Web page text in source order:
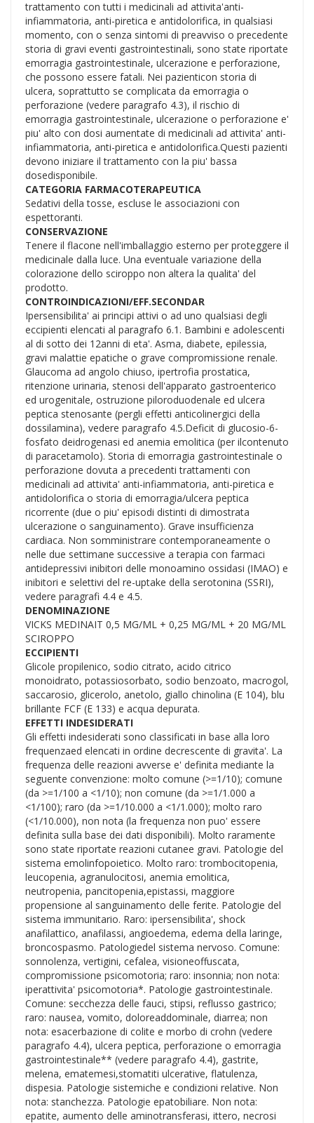
trattamento con tutti i medicinali ad attivita'anti-
infiammatoria, anti-piretica e antidolorifica, in qualsiasi
momento, con o senza sintomi di preavviso o precedente
storia di gravi eventi gastrointestinali, sono state riportate
emorragia gastrointestinale, ulcerazione e perforazione,
che possono essere fatali. Nei pazienticon storia di
ulcera, soprattutto se complicata da emorragia o
perforazione (vedere paragrafo 4.3), il rischio di
emorragia gastrointestinale, ulcerazione o perforazione e'
piu' alto con dosi aumentate di medicinali ad attivita' anti-
infiammatoria, anti-piretica e antidolorifica.Questi pazienti
devono iniziare il trattamento con la piu' bassa
dosedisponibile.
CATEGORIA FARMACOTERAPEUTICA
Sedativi della tosse, escluse le associazioni con
espettoranti.
CONSERVAZIONE
Tenere il flacone nell'imballaggio esterno per proteggere il
medicinale dalla luce. Una eventuale variazione della
colorazione dello sciroppo non altera la qualita' del
prodotto.
CONTROINDICAZIONI/EFF.SECONDAR
Ipersensibilita' ai principi attivi o ad uno qualsiasi degli
eccipienti elencati al paragrafo 6.1. Bambini e adolescenti
al di sotto dei 12anni di eta'. Asma, diabete, epilessia,
gravi malattie epatiche o grave compromissione renale.
Glaucoma ad angolo chiuso, ipertrofia prostatica,
ritenzione urinaria, stenosi dell'apparato gastroenterico
ed urogenitale, ostruzione piloroduodenale ed ulcera
peptica stenosante (pergli effetti anticolinergici della
dossilamina), vedere paragrafo 4.5.Deficit di glucosio-6-
fosfato deidrogenasi ed anemia emolitica (per ilcontenuto
di paracetamolo). Storia di emorragia gastrointestinale o
perforazione dovuta a precedenti trattamenti con
medicinali ad attivita' anti-infiammatoria, anti-piretica e
antidolorifica o storia di emorragia/ulcera peptica
ricorrente (due o piu' episodi distinti di dimostrata
ulcerazione o sanguinamento). Grave insufficienza
cardiaca. Non somministrare contemporaneamente o
nelle due settimane successive a terapia con farmaci
antidepressivi inibitori delle monoamino ossidasi (IMAO) e
inibitori e selettivi del re-uptake della serotonina (SSRI),
vedere paragrafi 4.4 e 4.5.
DENOMINAZIONE
VICKS MEDINAIT 0,5 MG/ML + 0,25 MG/ML + 20 MG/ML
SCIROPPO
ECCIPIENTI
Glicole propilenico, sodio citrato, acido citrico
monoidrato, potassiosorbato, sodio benzoato, macrogol,
saccarosio, glicerolo, anetolo, giallo chinolina (E 104), blu
brillante FCF (E 133) e acqua depurata.
EFFETTI INDESIDERATI
Gli effetti indesiderati sono classificati in base alla loro
frequenzaed elencati in ordine decrescente di gravita'. La
frequenza delle reazioni avverse e' definita mediante la
seguente convenzione: molto comune (>=1/10); comune
(da >=1/100 a <1/10); non comune (da >=1/1.000 a
<1/100); raro (da >=1/10.000 a <1/1.000); molto raro
(<1/10.000), non nota (la frequenza non puo' essere
definita sulla base dei dati disponibili). Molto raramente
sono state riportate reazioni cutanee gravi. Patologie del
sistema emolinfopoietico. Molto raro: trombocitopenia,
leucopenia, agranulocitosi, anemia emolitica,
neutropenia, pancitopenia,epistassi, maggiore
propensione al sanguinamento delle ferite. Patologie del
sistema immunitario. Raro: ipersensibilita', shock
anafilattico, anafilassi, angioedema, edema della laringe,
broncospasmo. Patologiedel sistema nervoso. Comune:
sonnolenza, vertigini, cefalea, visioneoffuscata,
compromissione psicomotoria; raro: insonnia; non nota:
iperattivita' psicomotoria*. Patologie gastrointestinale.
Comune: secchezza delle fauci, stipsi, reflusso gastrico;
raro: nausea, vomito, doloreaddominale, diarrea; non
nota: esacerbazione di colite e morbo di crohn (vedere
paragrafo 4.4), ulcera peptica, perforazione o emorragia
gastrointestinale** (vedere paragrafo 4.4), gastrite,
melena, ematemesi,stomatiti ulcerative, flatulenza,
dispesia. Patologie sistemiche e condizioni relative. Non
nota: stanchezza. Patologie epatobiliare. Non nota:
epatite, aumento delle aminotransferasi, ittero, necrosi